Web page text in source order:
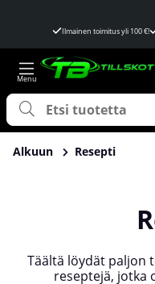
Ilmainen toimitus yli 100 €!
Alkuun Resepti
Täältä löydät paljon
reseptejä, jotka